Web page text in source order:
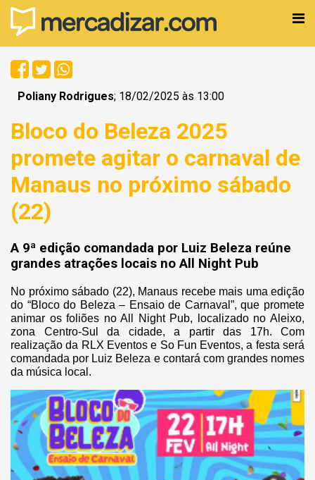
Poliany Rodrigues; 18/02/2025 às 13:00
Bloco do Beleza 2025
promete agitar o carnaval de
Manaus no próximo sábado
(22)
A 9ª edição comandada por Luiz Beleza reúne
grandes atrações locais no All Night Pub
No próximo sábado (22), Manaus recebe mais uma edição
do “Bloco do Beleza – Ensaio de Carnaval”, que promete
animar os foliões no All Night Pub, localizado no Aleixo,
zona Centro-Sul da cidade, a partir das 17h. Com
realização da RLX Eventos e So Fun Eventos, a festa será
comandada por Luiz Beleza e contará com grandes nomes
da música local.